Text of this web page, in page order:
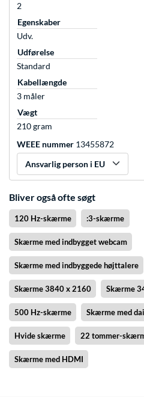
2
Egenskaber
Udv.
Udførelse
Standard
Kabellængde
3 måler
Vægt
210 gram
WEEE nummer 13455872
Ansvarlig person i EU
Bliver også ofte søgt
120 Hz-skærme :3-skærme
Skærme med indbygget webcam
Skærme med indbyggede højttalere
Skærme 3840 x 2160 Skærme
500 Hz-skærme Skærme med
Hvide skærme 22 tommer-
Skærme med HDMI